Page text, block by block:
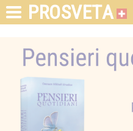
PROSVETA